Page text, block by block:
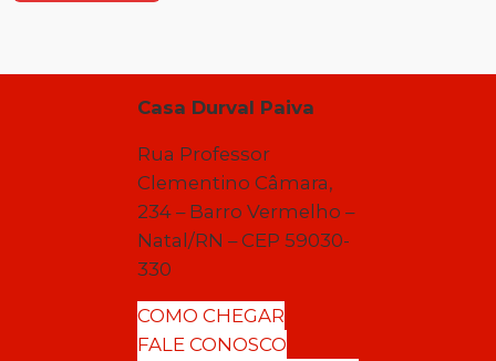
Casa Durval Paiva
Rua Professor
Clementino Câmara,
234 – Barro Vermelho –
Natal/RN – CEP 59030-
330
COMO CHEGAR
FALE CONOSCO